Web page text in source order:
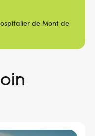
de Mont de